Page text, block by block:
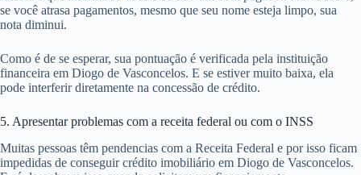
se você atrasa pagamentos, mesmo que seu nome esteja limpo, sua
nota diminui.
Como é de se esperar, sua pontuação é verificada pela instituição
financeira em Diogo de Vasconcelos. E se estiver muito baixa, ela
pode interferir diretamente na concessão de crédito.
5. Apresentar problemas com a receita federal ou com o INSS
Muitas pessoas têm pendencias com a Receita Federal e por isso ficam
impedidas de conseguir crédito imobiliário em Diogo de Vasconcelos.